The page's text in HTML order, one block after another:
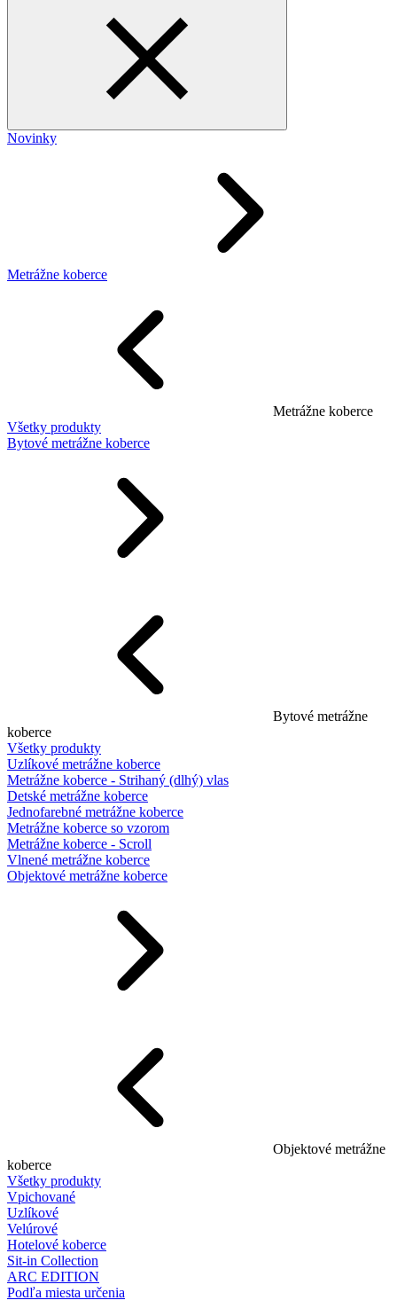
Novinky
Metrážne koberce
Metrážne koberce
Všetky produkty
Bytové metrážne koberce
Bytové metrážne
koberce
Všetky produkty
Uzlíkové metrážne koberce
Metrážne koberce - Strihaný (dlhý) vlas
Detské metrážne koberce
Jednofarebné metrážne koberce
Metrážne koberce so vzorom
Metrážne koberce - Scroll
Vlnené metrážne koberce
Objektové metrážne koberce
Objektové metrážne
koberce
Všetky produkty
Vpichované
Uzlíkové
Velúrové
Hotelové koberce
Sit-in Collection
ARC EDITION
Podľa miesta určenia